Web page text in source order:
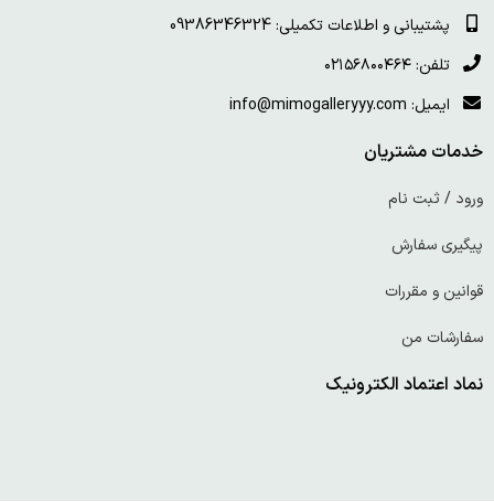
پشتیبانی و اطلاعات تکمیلی: 09386346324
تلفن: ۰۲۱۵۶۸۰۰۴۶۴
ایمیل: info@mimogalleryyy.com
خدمات مشتریان
ورود / ثبت نام
پیگیری سفارش
قوانین و مقررات
سفارشات من
نماد اعتماد الکترونیک